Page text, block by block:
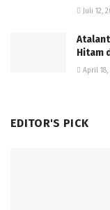
Juli 12,
Hitam
April 18,
EDITOR'S PICK